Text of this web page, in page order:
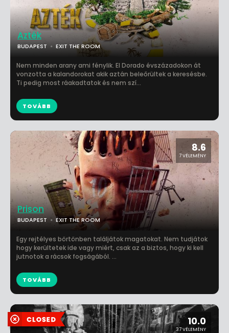
Azték
BUDAPEST EXIT THE ROOM
Nem minden arany ami fénylik. El Dorado évszázadokon át
vonzotta a kalandorokat akik aztán beleőrültek a keresésbe.
Ti pedig most ráakadtatok és nem szí...
TOVÁBB
8.6
7 VÉLEMÉNY
Prison
BUDAPEST EXIT THE ROOM
Egy rejtélyes börtönben találjátok magatokat. Nem tudjátok
hogy kerültetek ide vagy miért, csak az a biztos, hogy ki kell
jutnotok a rácsok fogságából. ...
TOVÁBB
10.0
37 VÉLEMÉNY